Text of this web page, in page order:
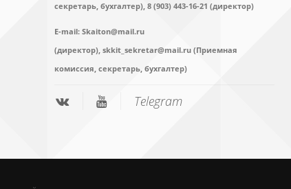
секретарь, бухгалтер), 8 (903) 443-16-21 (директор)
E-mail: Skaiton@mail.ru
(директор), skkit_sekretar@mail.ru (Приемная
комиссия, секретарь, бухгалтер)
Telegram